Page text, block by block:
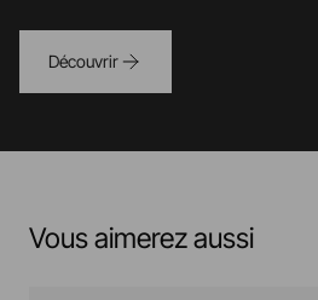
Découvrir
Vous aimerez aussi